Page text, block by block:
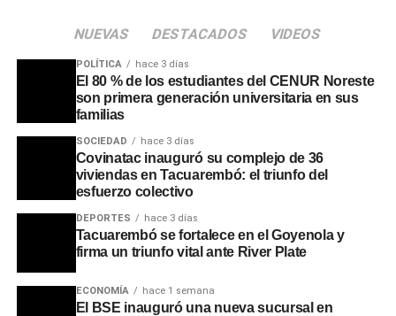
NUEVAS DESTACADOS VIDEOS
POLÍTICA hace 3 días
El 80 % de los estudiantes del CENUR Noreste
son primera generación universitaria en sus
familias
SOCIEDAD hace 3 días
Covinatac inauguró su complejo de 36
viviendas en Tacuarembó: el triunfo del
esfuerzo colectivo
DEPORTES hace 3 días
Tacuarembó se fortalece en el Goyenola y
firma un triunfo vital ante River Plate
ECONOMÍA hace 1 semana
El BSE inauguró una nueva sucursal en